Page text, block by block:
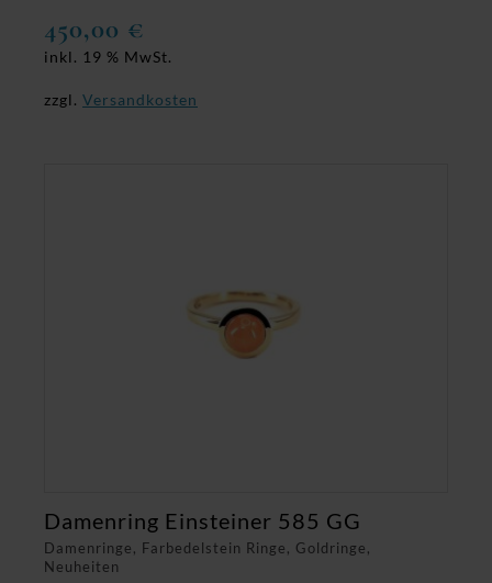
450,00 €
inkl. 19 % MwSt.
zzgl. Versandkosten
Damenringe, Farbedelstein Ringe, Goldringe,
Neuheiten
Damenring Einsteiner 585 GG